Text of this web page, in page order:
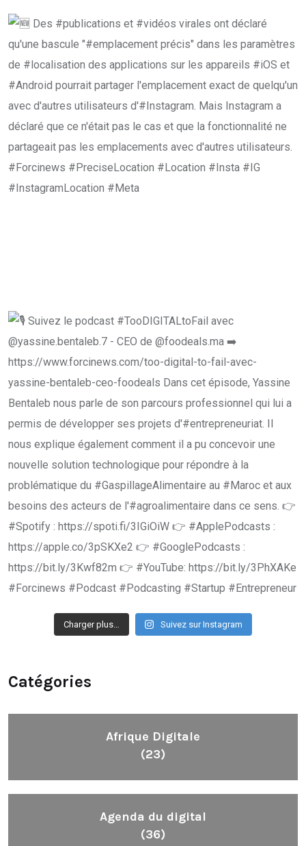
Charger plus… Suivez sur Instagram
Catégories
Afrique Digitale
(23)
Agenda du digital
(36)